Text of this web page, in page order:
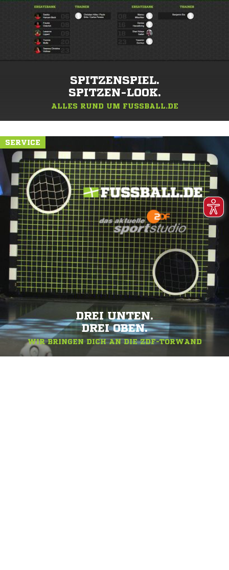
SPITZENSPIEL.
SPITZEN-LOOK.
ALLES RUND UM FUSSBALL.DE
SERVICE
DREI UNTEN.
DREI OBEN.
WIR BRINGEN DICH AN DIE ZDF-TORWAND